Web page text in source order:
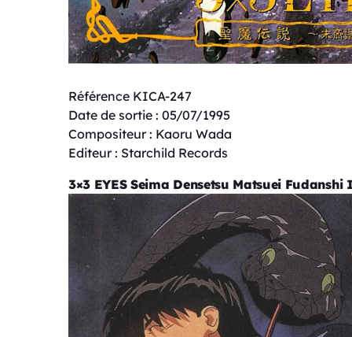
Référence KICA-247
Date de sortie : 05/07/1995
Compositeur : Kaoru Wada
Editeur : Starchild Records
3×3 EYES Seima Densetsu Matsuei Fudanshi